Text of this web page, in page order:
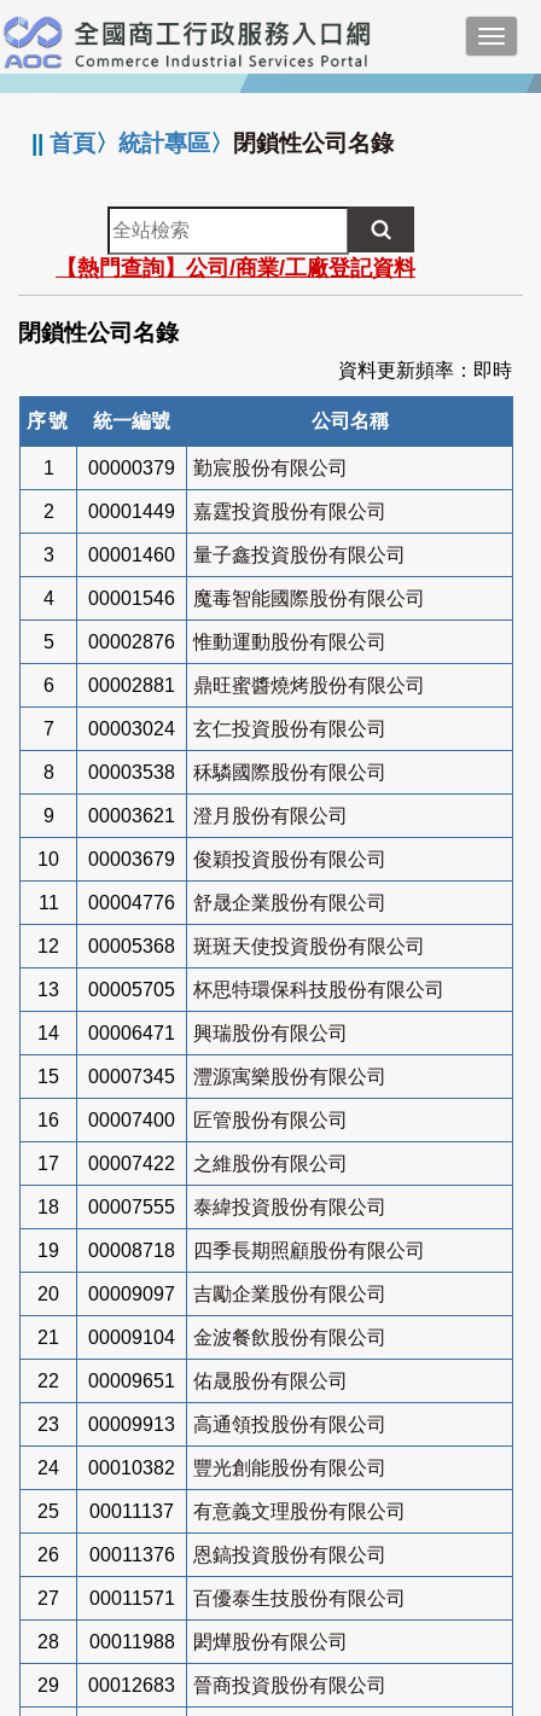
跳
到
主
要
:::
||首頁〉統計專區〉 閉鎖性公司名錄
全
站
檢
索
【熱門查詢】公司/商業/工廠登記資料
閉鎖性公司名錄
資料更新頻率：即時
序號 統一編號 公司名稱
1 00000379 勤宸股份有限公司
2 00001449 嘉霆投資股份有限公司
3 00001460 量子鑫投資股份有限公司
4 00001546 魔毒智能國際股份有限公司
5 00002876 惟動運動股份有限公司
6 00002881 鼎旺蜜醬燒烤股份有限公司
7 00003024 玄仁投資股份有限公司
8 00003538 秝驎國際股份有限公司
9 00003621 澄月股份有限公司
10 00003679 俊穎投資股份有限公司
11 00004776 舒晟企業股份有限公司
12 00005368 斑斑天使投資股份有限公司
13 00005705 杯思特環保科技股份有限公司
14 00006471 興瑞股份有限公司
15 00007345 灃源寓樂股份有限公司
16 00007400 匠管股份有限公司
17 00007422 之維股份有限公司
18 00007555 泰緯投資股份有限公司
19 00008718 四季長期照顧股份有限公司
20 00009097 吉勵企業股份有限公司
21 00009104 金波餐飲股份有限公司
22 00009651 佑晟股份有限公司
23 00009913 高通領投股份有限公司
24 00010382 豐光創能股份有限公司
25 00011137 有意義文理股份有限公司
26 00011376 恩鎬投資股份有限公司
27 00011571 百優泰生技股份有限公司
28 00011988 閎燁股份有限公司
29 00012683 晉商投資股份有限公司